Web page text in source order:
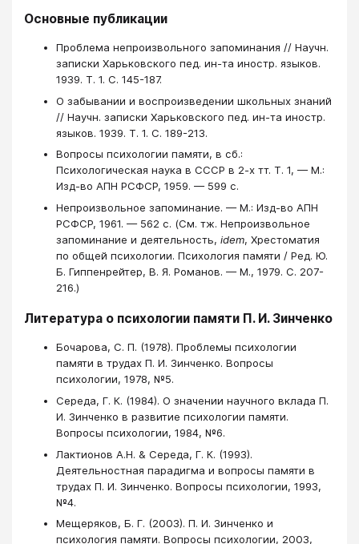
Основные публикации
Проблема непроизвольного запоминания // Научн.
записки Харьковского пед. ин-та иностр. языков.
1939. Т. 1. С. 145-187.
О забывании и воспроизведении школьных знаний
// Научн. записки Харьковского пед. ин-та иностр.
языков. 1939. Т. 1. С. 189-213.
Вопросы психологии памяти, в сб.:
Психологическая наука в СССР в 2-х тт. Т. 1, — М.:
Изд-во АПН РСФСР, 1959. — 599 с.
Непроизвольное запоминание. — М.: Изд-во АПН
РСФСР, 1961. — 562 c. (См. тж. Непроизвольное
запоминание и деятельность, idem, Хрестоматия
по общей психологии. Психология памяти / Ред. Ю.
Б. Гиппенрейтер, В. Я. Романов. — М., 1979. С. 207-
216.)
Литература о психологии памяти П. И. Зинченко
Бочарова, С. П. (1978). Проблемы психологии
памяти в трудах П. И. Зинченко. Вопросы
психологии, 1978, №5.
Середа, Г. К. (1984). О значении научного вклада П.
И. Зинченко в развитие психологии памяти.
Вопросы психологии, 1984, №6.
Лактионов А.Н. & Середа, Г. К. (1993).
Деятельностная парадигма и вопросы памяти в
трудах П. И. Зинченко. Вопросы психологии, 1993,
№4.
Мещеряков, Б. Г. (2003). П. И. Зинченко и
психология памяти. Вопросы психологии, 2003,